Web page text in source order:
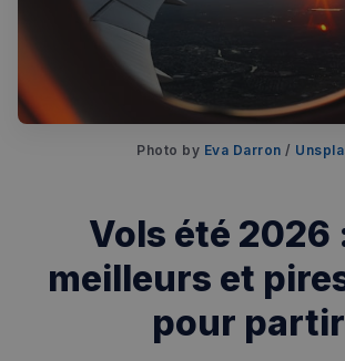
Recherche ✨Chatbot IA
RECHERCHES POPULAIRES
Annuaire des professionnels
Photo by Eva Darron /
Vols été 2026
meilleurs et
pour partir